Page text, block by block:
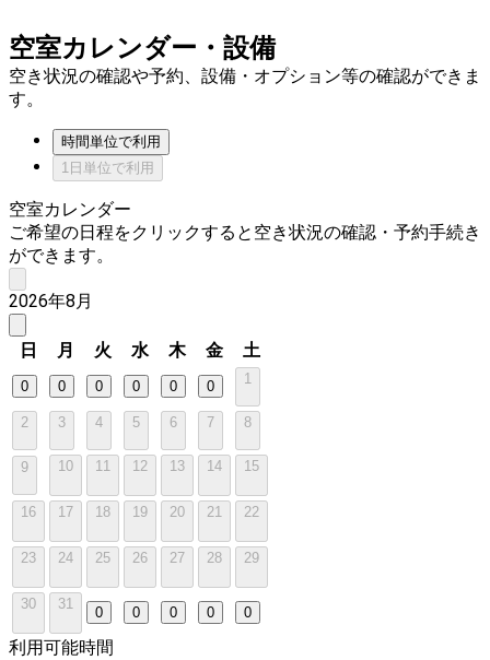
空室カレンダー・設備
空き状況の確認や予約、設備・オプション等の確認ができま
す。
時間単位で利用
1日単位で利用
空室カレンダー
ご希望の日程をクリックすると空き状況の確認・予約手続き
ができます。
2026年8月
日 月 火 水 木 金 土
0 0 0 0 0 0 1
2 3 4 5 6 7 8
9 10 11 12 13 14 15
16 17 18 19 20 21 22
23 24 25 26 27 28 29
30 31
0 0 0 0 0
利用可能時間